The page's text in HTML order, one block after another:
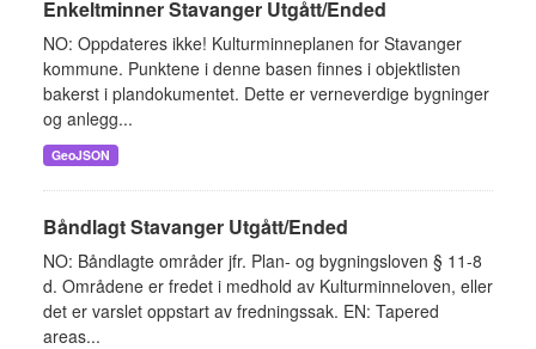
Enkeltminner Stavanger Utgått/Ended
NO: Oppdateres ikke! Kulturminneplanen for Stavanger
kommune. Punktene i denne basen finnes i objektlisten
bakerst i plandokumentet. Dette er verneverdige bygninger
og anlegg...
GeoJSON
Båndlagt Stavanger Utgått/Ended
NO: Båndlagte områder jfr. Plan- og bygningsloven § 11-8
d. Områdene er fredet i medhold av Kulturminneloven, eller
det er varslet oppstart av fredningssak. EN: Tapered
areas...